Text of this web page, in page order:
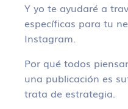
Y yo te ayudaré a
específicas para tu
Instagram.
Por qué todos
una publicación es
trata de estrategia.